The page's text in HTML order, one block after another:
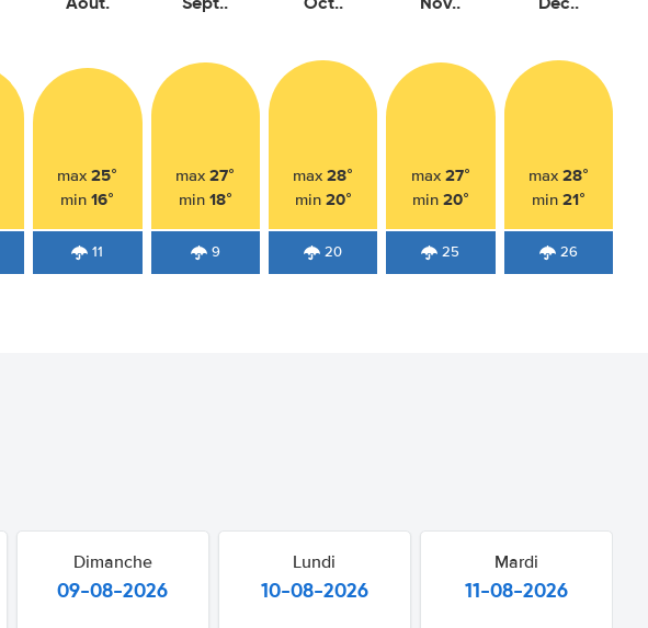
max25°
min16°
11
max27°
min 18°
9
max28°
min 20°
20
max 27°
min 20°
25
max 28°
min 21°
26
Dimanche
09-08-2026
Lundi
10-08-2026
Mardi
11-08-2026